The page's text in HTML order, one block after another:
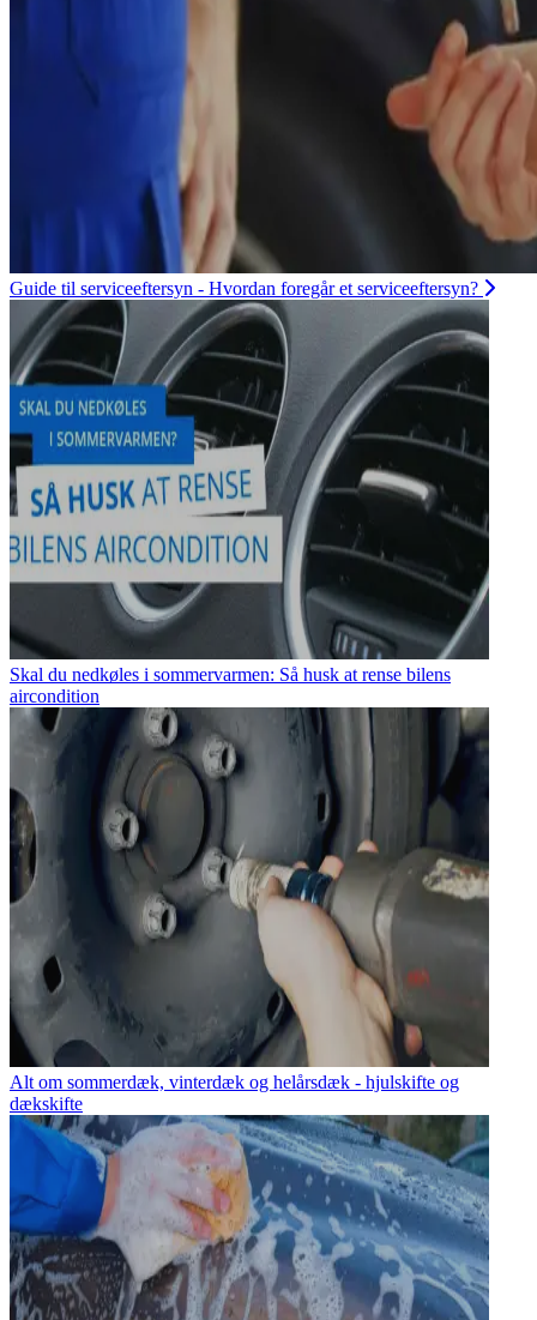
Guide til serviceeftersyn - Hvordan foregår et serviceeftersyn?
Skal du nedkøles i sommervarmen: Så husk at rense bilens
aircondition
Alt om sommerdæk, vinterdæk og helårsdæk - hjulskifte og
dækskifte